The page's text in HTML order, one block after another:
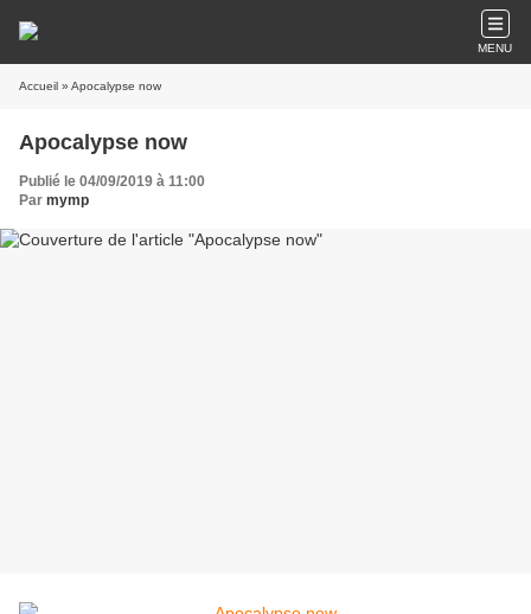
MENU
Accueil » Apocalypse now
Apocalypse now
Publié le 04/09/2019 à 11:00
Par mymp